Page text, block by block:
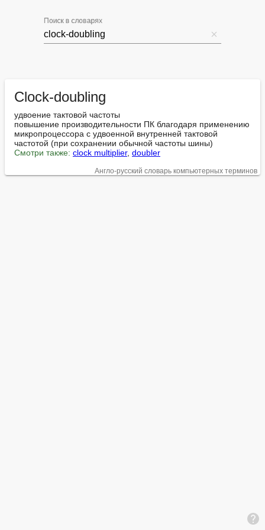
Поиск в словарях
Clock-doubling
удвоение тактовой частоты
повышение производительности ПК благодаря применению
микропроцессора с удвоенной внутренней тактовой
Смотри также: clock multiplier, doubler
Англо-русский словарь компьютерных терминов